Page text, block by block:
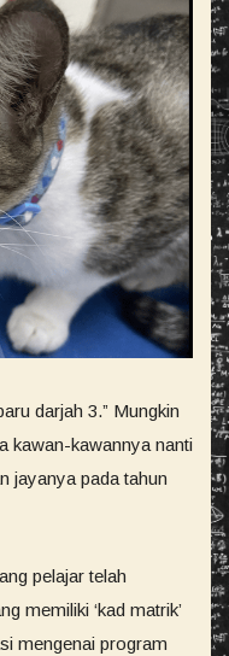
darjah 3.” Mungkin
kawan-kawannya nanti
jayanya pada tahun
pelajar telah
memiliki ‘kad matrik’
mengenai program